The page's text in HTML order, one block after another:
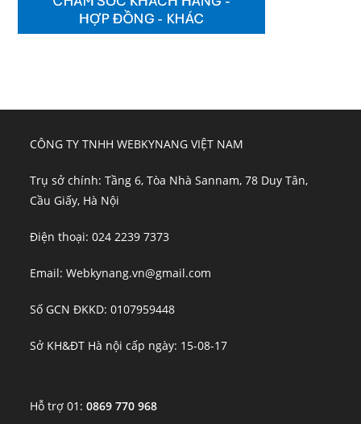
CÔNG TY TNHH WEBKYNANG VIỆT NAM
Trụ sở chính: Tầng 6, Tòa Nhà Sannam, 78 Duy Tân,
Cầu Giấy, Hà Nội
Điện thoại: 024 2239 7373
Email: Webkynang.vn@gmail.com
Số GCN ĐKKD: 0107959448
Sở KH&ĐT Hà nội cấp ngày: 15-08-17
Hỗ trợ 01:0869 770 968